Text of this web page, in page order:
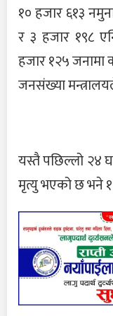
१० हजार ६१३
र ३ हजार १९८
हजार १२५ जनामा
जनसंख्या
यस्तै पछिल्लो २४
मृत्यु भएको छ भने